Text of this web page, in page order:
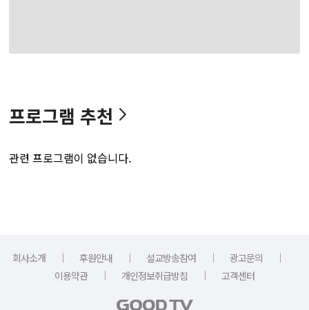
프로그램 추천
관련 프로그램이 없습니다.
회사소개 ｜ 후원안내 ｜ 설교방송참여 ｜ 광고문의
｜
이용약관
｜ 개인정보취급방침 ｜ 고객센터